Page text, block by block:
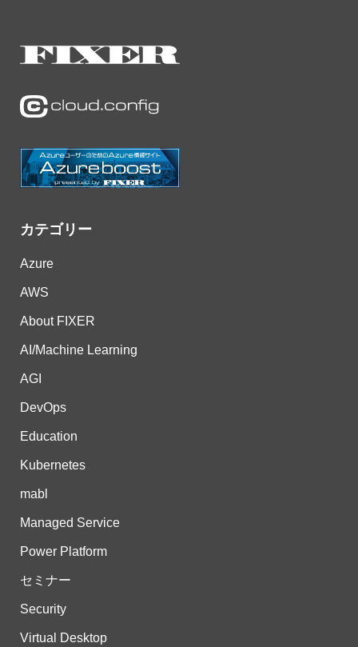
カテゴリー
Azure
AWS
About FIXER
AI/Machine Learning
AGI
DevOps
Education
Kubernetes
mabl
Managed Service
Power Platform
セミナー
Security
Virtual Desktop